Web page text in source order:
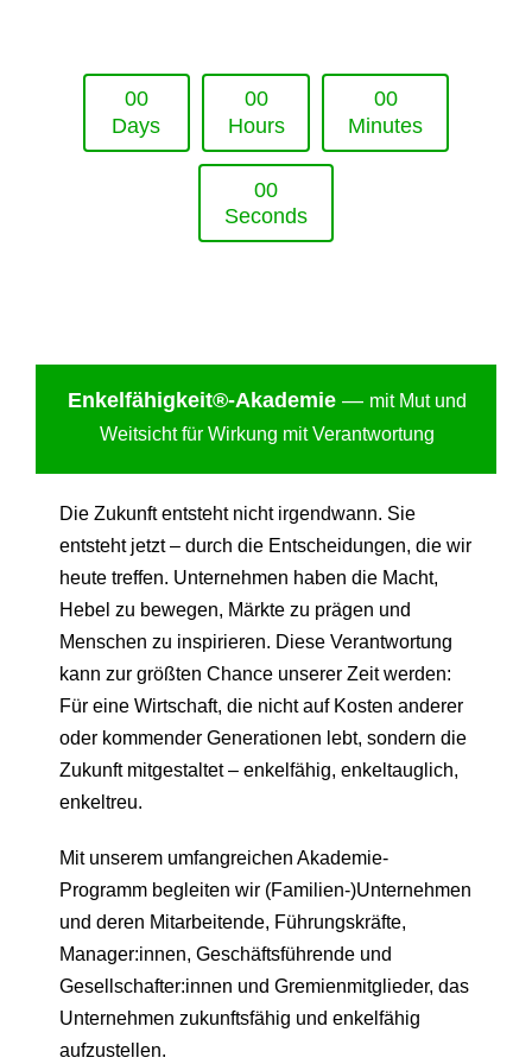
00
Days
00
Hours
00
Minutes
00
Seconds
Enkelfähigkeit®-Akademie — mit Mut und
Weitsicht für Wirkung mit Verantwortung
Die Zukunft entsteht nicht irgendwann. Sie
entsteht jetzt – durch die Entscheidungen, die wir
heute treffen. Unternehmen haben die Macht,
Hebel zu bewegen, Märkte zu prägen und
Menschen zu inspirieren. Diese Verantwortung
kann zur größten Chance unserer Zeit werden:
Für eine Wirtschaft, die nicht auf Kosten anderer
oder kommender Generationen lebt, sondern die
Zukunft mitgestaltet – enkelfähig, enkeltauglich,
enkeltreu.
Mit unserem umfangreichen Akademie-
Programm begleiten wir (Familien-)Unternehmen
und deren Mitarbeitende, Führungskräfte,
Manager:innen, Geschäftsführende und
Gesellschafter:innen und Gremienmitglieder, das
Unternehmen zukunftsfähig und enkelfähig
aufzustellen.